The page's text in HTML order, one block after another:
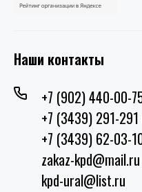
Наши контакты
+7 (902) 440-00-
+7 (3439) 291-
+7 (3439) 62-03-
zakaz-kpd@mail.ru
kpd-ural@list.ru